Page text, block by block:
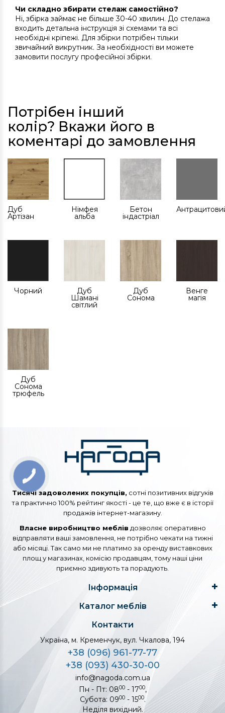
Чи складно збирати стелаж самостійно?
Ні, збірка займає не більше 30-40 хвилин. До стелажа
входить детальна інструкція зі схемами та всі
необхідні кріпежі. Для збірки потрібен тільки
звичайний викрутник. За необхідності ви можете
замовити послугу професійної збірки.
Потрібен інший
колір? Вкажи його в
коментарі до замовлення
Дуб
Артізан
Німфея
альба
Бетон
індастріал
Чорний Дуб
Шамані
світлий
Дуб
Сонома
Венге
магія
Дуб
Сонома
трюфель
Тисячі задоволених покупців, сотні позитивних відгуків
та практично 100% рейтинг якості - це те, що вже є в історії
продажів інтернет-магазину.
Власне виробництво меблів дозволяє оперативно
відправляти ваші замовлення, не потрібно чекати на тижні
або місяці. Так само ми не платимо за оренду виставкових
площ у магазинах, комісію продавцям, тому наші ціни
приємно здивують та порадують.
Інформація
Каталог меблів
Контакти
Україна, м. Кременчук, вул. Чкалова, 194
+38 (096) 961-77-77
+38 (093) 430-30-00
info@nagoda.com.ua
Пн - Пт: 0800- 1700,
Субота: 0900- 1500.
Неділя вихідний.